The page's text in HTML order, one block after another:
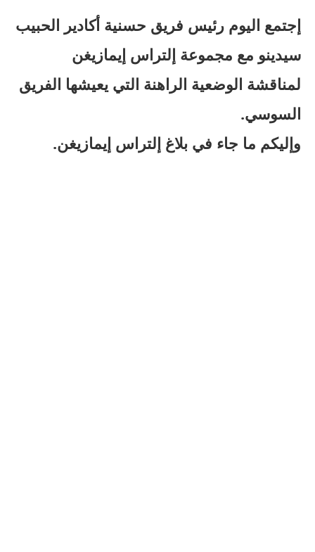
إجتمع اليوم رئيس فريق حسنية أكادير الحبيب
سيدينو مع مجموعة إلتراس إيمازيغن
لمناقشة الوضعية الراهنة التي يعيشها الفريق
السوسي.
وإليكم ما جاء في بلاغ إلتراس إيمازيغن.